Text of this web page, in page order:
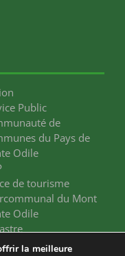
Public
de
du Pays de
Odile
de tourisme
du Mont
Odile
la meilleure